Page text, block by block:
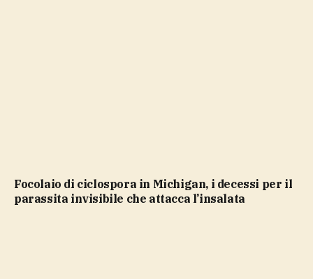
Focolaio di ciclospora in Michigan, i decessi per il
parassita invisibile che attacca l’insalata